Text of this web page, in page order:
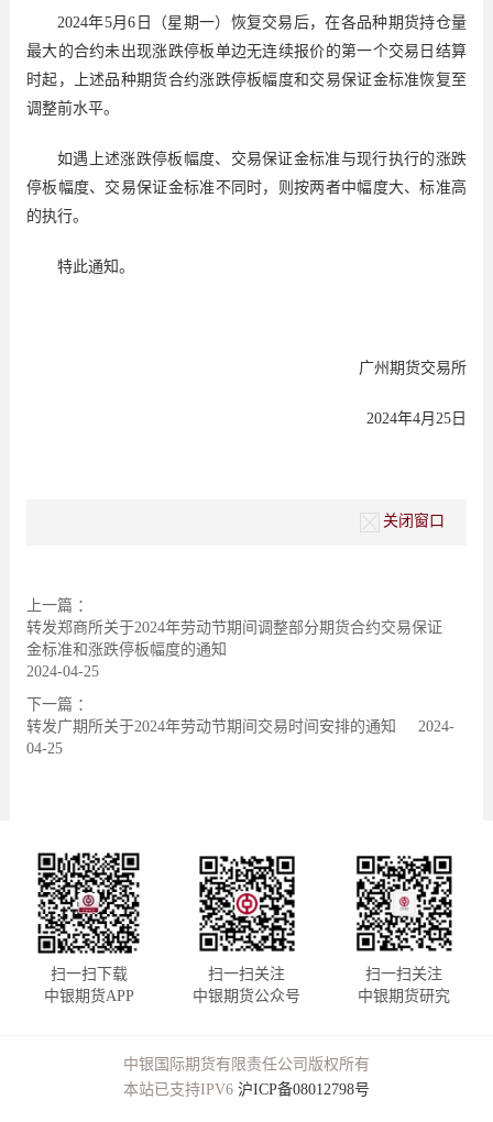
2024年5月6日（星期一）恢复交易后，在各品种期货持仓量
最大的合约未出现涨跌停板单边无连续报价的第一个交易日结算
时起，上述品种期货合约涨跌停板幅度和交易保证金标准恢复至
调整前水平。
如遇上述涨跌停板幅度、交易保证金标准与现行执行的涨跌
停板幅度、交易保证金标准不同时，则按两者中幅度大、标准高
的执行。
特此通知。
广州期货交易所
2024年4月25日
关闭窗口
上一篇 ：
转发郑商所关于2024年劳动节期间调整部分期货合约交易保证
金标准和涨跌停板幅度的通知
2024-04-25
下一篇 ：
转发广期所关于2024年劳动节期间交易时间安排的通知
2024-
04-25
扫一扫下载
中银期货APP
扫一扫关注
中银期货公众号
扫一扫关注
中银期货研究
中银国际期货有限责任公司版权所有
本站已支持IPV6 沪ICP备08012798号